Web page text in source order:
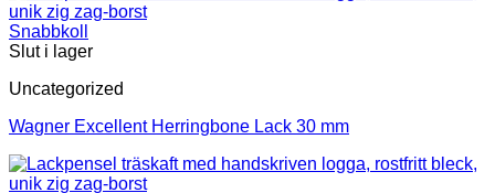
Snabbkoll
Slut i lager
Uncategorized
Wagner Excellent Herringbone Lack 30 mm